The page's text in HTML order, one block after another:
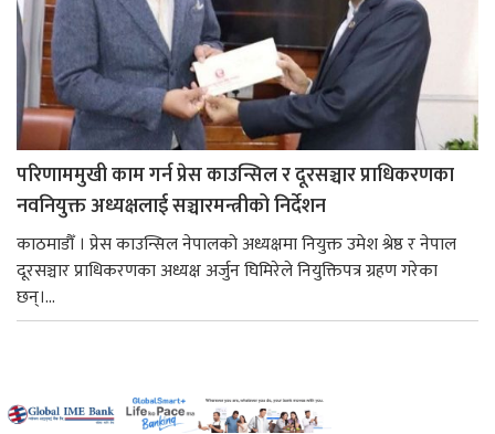
परिणाममुखी काम गर्न प्रेस काउन्सिल र दूरसञ्चार प्राधिकरणका
नवनियुक्त अध्यक्षलाई सञ्चारमन्त्रीको निर्देशन
काठमाडौँ । प्रेस काउन्सिल नेपालको अध्यक्षमा नियुक्त उमेश श्रेष्ठ र नेपाल
दूरसञ्चार प्राधिकरणका अध्यक्ष अर्जुन घिमिरेले नियुक्तिपत्र ग्रहण गरेका
छन्।...